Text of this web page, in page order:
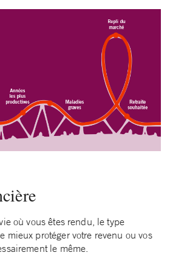
où vous êtes rendu, le type
mieux protéger votre revenu ou vos
le même.